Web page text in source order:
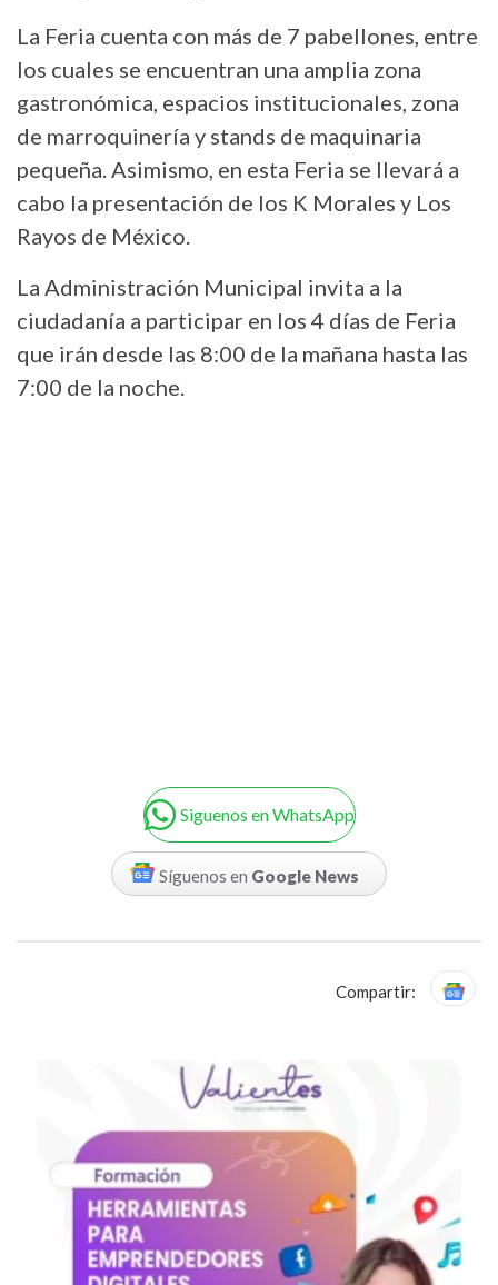
La Feria cuenta con más de 7 pabellones, entre
los cuales se encuentran una amplia zona
gastronómica, espacios institucionales, zona
de marroquinería y stands de maquinaria
pequeña. Asimismo, en esta Feria se llevará a
cabo la presentación de los K Morales y Los
Rayos de México.
La Administración Municipal invita a la
ciudadanía a participar en los 4 días de Feria
que irán desde las 8:00 de la mañana hasta las
7:00 de la noche.
Siguenos en WhatsApp
Síguenos en Google News
Compartir: